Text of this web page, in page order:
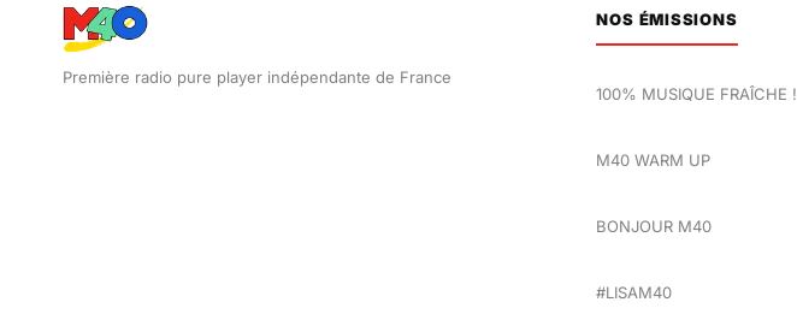
Première radio pure player indépendante de France
NOS ÉMISSIONS
100% MUSIQUE FRAÎCHE !
M40 WARM UP
BONJOUR M40
#LISAM40